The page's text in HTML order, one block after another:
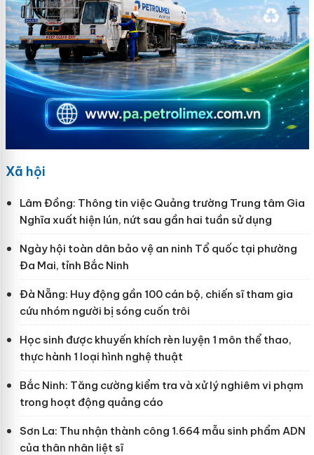
Xã hội
Lâm Đồng: Thông tin việc Quảng trường Trung tâm Gia
Nghĩa xuất hiện lún, nứt sau gần hai tuần sử dụng
Ngày hội toàn dân bảo vệ an ninh Tổ quốc tại phường
Đa Mai, tỉnh Bắc Ninh
Đà Nẵng: Huy động gần 100 cán bộ, chiến sĩ tham gia
cứu nhóm người bị sóng cuốn trôi
Học sinh được khuyến khích rèn luyện 1 môn thể thao,
thực hành 1 loại hình nghệ thuật
Bắc Ninh: Tăng cường kiểm tra và xử lý nghiêm vi phạm
trong hoạt động quảng cáo
Sơn La: Thu nhận thành công 1.664 mẫu sinh phẩm ADN
của thân nhân liệt sĩ